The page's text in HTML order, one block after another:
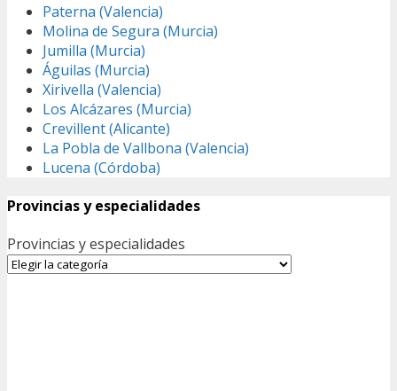
Paterna (Valencia)
Molina de Segura (Murcia)
Jumilla (Murcia)
Águilas (Murcia)
Xirivella (Valencia)
Los Alcázares (Murcia)
Crevillent (Alicante)
La Pobla de Vallbona (Valencia)
Lucena (Córdoba)
Provincias y especialidades
Provincias y especialidades